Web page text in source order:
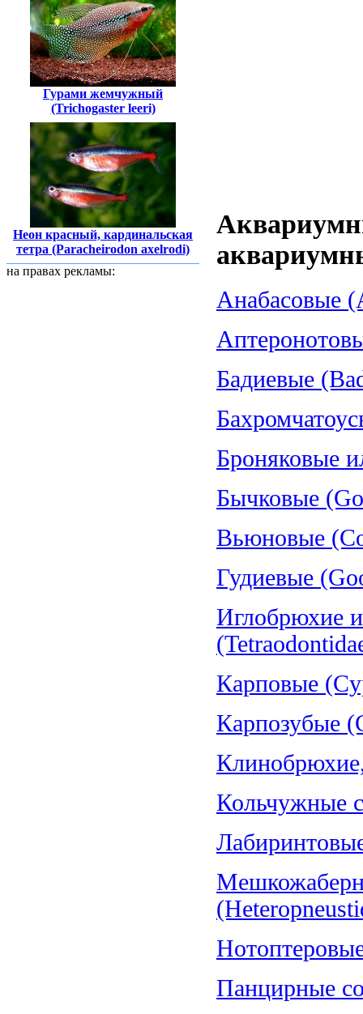
Гурами жемчужный
(Trichogaster leeri)
Неон красный, кардинальская
тетра (Paracheirodon axelrodi)
на правах рекламы:
Анабасовые
Бадиевые
Броняковые
Бычковые
Вьюновые
Гудиевые
Иглобрюхие
Карповые
Карпозубые
Кольчужные
Панцирные